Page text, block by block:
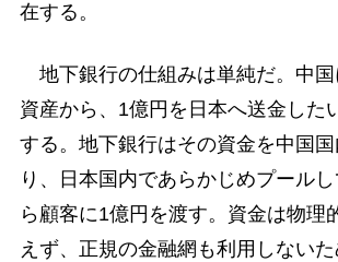
在する。
地下銀行の仕組みは単純だ。中国
資産から、1億円を日本へ送金した
する。地下銀行はその資金を中国
り、日本国内であらかじめプール
ら顧客に1億円を渡す。資金は物理
えず、正規の金融網も利用しない